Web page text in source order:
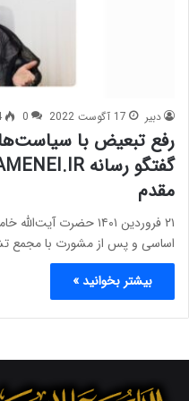
دبیر 17 آگوست 2022 0
رفع تبعیض با
مقدم
اساسی و پس از مشورت با
بیشتر بخوانید »